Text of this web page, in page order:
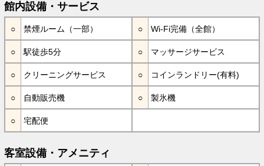
館内設備・サービス
禁煙ルーム（一部） Wi-Fi完備（全館）
駅徒歩5分 マッサージサービス
クリーニングサービス コインランドリー(有料)
自動販売機 製氷機
宅配便
客室設備・アメニティ